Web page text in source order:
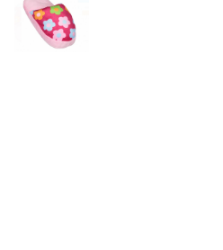
Organizare si depozitare
Huse si cutii depozitare